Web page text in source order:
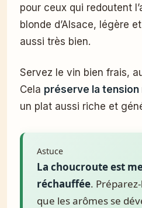
pour ceux qui redoutent
blonde d’Alsace, légère
aussi très bien.
Servez le vin bien frais,
Cela préserve la tension
un plat aussi riche et
Astuce
La choucroute est
réchauffée.
que les arômes se